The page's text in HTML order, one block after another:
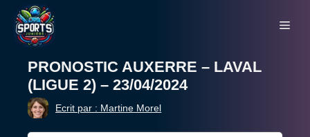
Aller
contenu
PRONOSTIC AUXERRE – LAVAL
(LIGUE 2) – 23/04/2024
Ecrit par : Martine Morel